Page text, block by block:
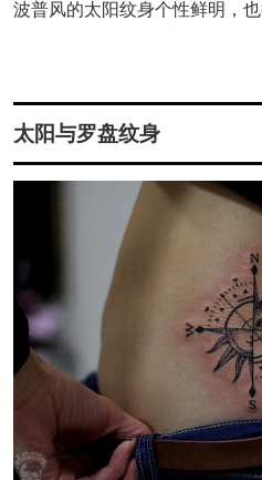
波普风的太阳纹身个性鲜明，
太阳与罗盘纹身